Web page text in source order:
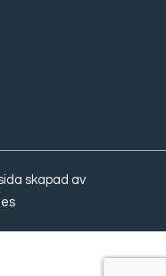
skapad av